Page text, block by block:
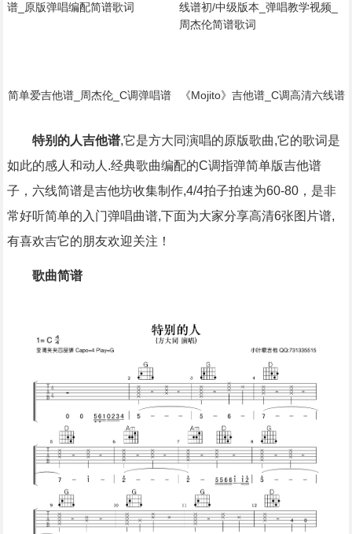
简单爱吉他谱_周杰伦_C调弹唱谱
《Mojito》吉他谱_C调高清六线谱
特别的人吉他谱,它是方大同演唱的原版歌曲,它的歌词是
如此的感人和动人.经典歌曲编配的C调指弹简单版吉他谱
子，六线简谱是吉他坊收集制作,4/4拍子拍速为60-80，是非
常好听简单的入门弹唱曲谱,下面为大家分享高清6张图片谱,
有喜欢吉它的朋友欢迎关注！
歌曲简谱